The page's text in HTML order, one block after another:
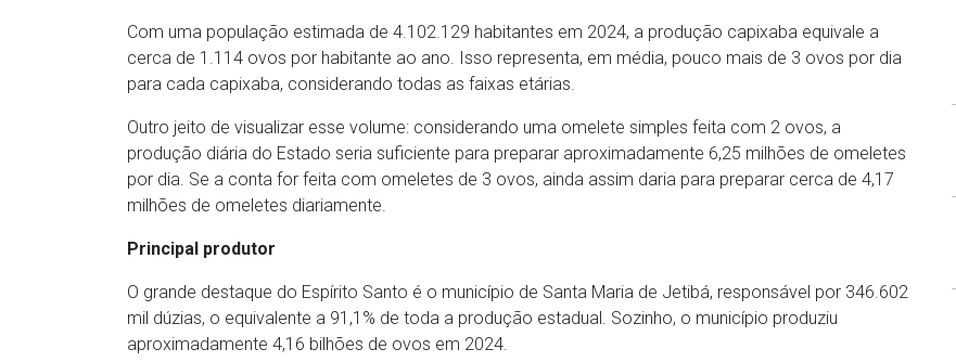
Com uma população estimada de 4.102.129 habitantes em 2024, a produção capixaba equivale a
cerca de 1.114 ovos por habitante ao ano. Isso representa, em média, pouco mais de 3 ovos por dia
para cada capixaba, considerando todas as faixas etárias.
Outro jeito de visualizar esse volume: considerando uma omelete simples feita com 2 ovos, a
produção diária do Estado seria suficiente para preparar aproximadamente 6,25 milhões de omeletes
por dia. Se a conta for feita com omeletes de 3 ovos, ainda assim daria para preparar cerca de 4,17
milhões de omeletes diariamente.
Principal produtor
O grande destaque do Espírito Santo é o município de Santa Maria de Jetibá, responsável por 346.602
mil dúzias, o equivalente a 91,1% de toda a produção estadual. Sozinho, o município produziu
aproximadamente 4,16 bilhões de ovos em 2024.